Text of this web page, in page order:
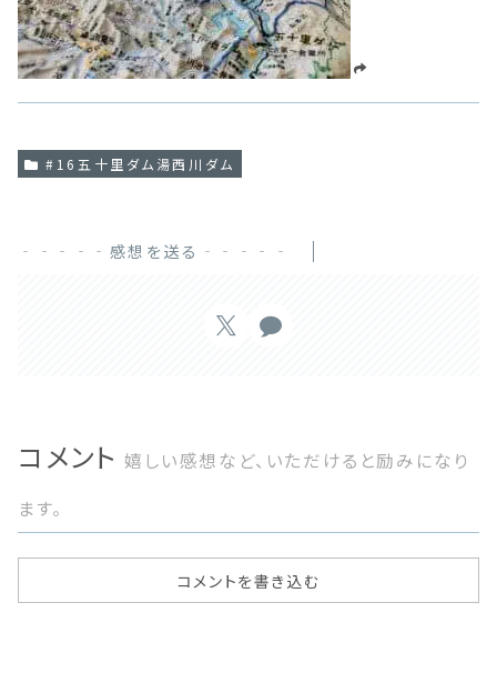
#16五十里ダム湯西川ダム
‐‐‐‐‐感想を送る‐‐‐‐‐
コメント 嬉しい感想など、いただけると励みになり
ます。
コメントを書き込む